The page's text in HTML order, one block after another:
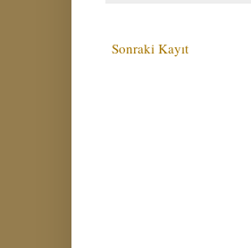
Sonraki Kayıt